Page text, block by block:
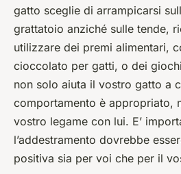
gatto sceglie di arrampicarsi
grattatoio anziché sulle tende,
utilizzare dei premi alimentari,
cioccolato per gatti, o dei
non solo aiuta il vostro gatto a
comportamento è appropriato,
vostro legame con lui. E’
l’addestramento dovrebbe
positiva sia per voi che per il